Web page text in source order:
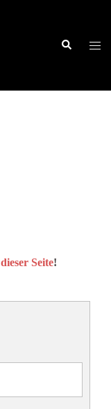
Suche
dieser Seite!